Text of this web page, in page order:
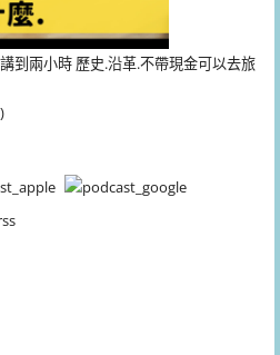
到兩小時 歷史.沿革.不帶現金可以去旅